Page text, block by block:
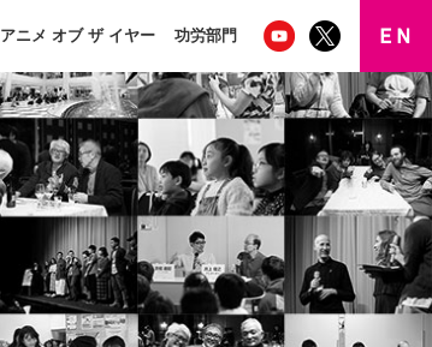
アニメ オブ ザ イヤー 功労部門